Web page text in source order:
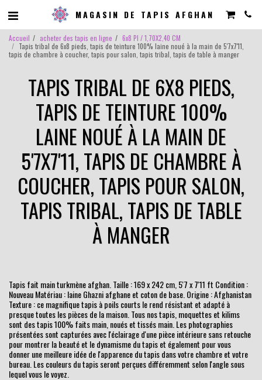
MAGASIN DE TAPIS AFGHAN
Accueil acheter des tapis en ligne
6x8 PI / 1,70X2,40 CM
Tapis tribal de 6x8 pieds, tapis de teinture 100% laine noué à la main de 5'7x7'11,
tapis de chambre à coucher, tapis pour salon, tapis tribal, tapis de table à manger
TAPIS TRIBAL DE 6X8 PIEDS,
TAPIS DE TEINTURE 100%
LAINE NOUÉ À LA MAIN DE
5'7X7'11, TAPIS DE CHAMBRE À
COUCHER, TAPIS POUR SALON,
TAPIS TRIBAL, TAPIS DE TABLE
À MANGER
Tapis fait main turkmène afghan. Taille : 169 x 242 cm, 5'7 x 7'11 ft Condition :
Nouveau Matériau : laine Ghazni afghane et coton de base. Origine : Afghanistan
Texture : ce magnifique tapis à poils courts le rend résistant et adapté à
presque toutes les pièces de la maison. Tous nos tapis, moquettes et kilims
sont des tapis 100% faits main, noués et tissés main. Les photographies
présentées sont capturées avec l'éclairage d'une pièce intérieure sans retouche
pour montrer la beauté et le dynamisme du tapis et également pour vous
donner une meilleure idée de l'apparence du tapis dans votre chambre et votre
bureau. Les couleurs du tapis seront perçues différemment selon l'angle sous
lequel vous le voyez.